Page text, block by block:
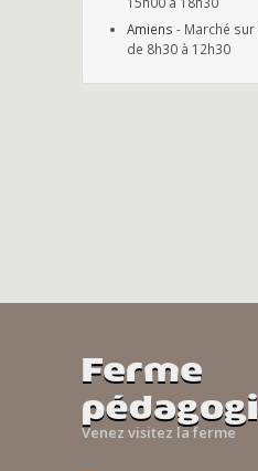
Amiens - Marché sur
de 8h30 à 12h30
Ferme
Venez visitez la ferme